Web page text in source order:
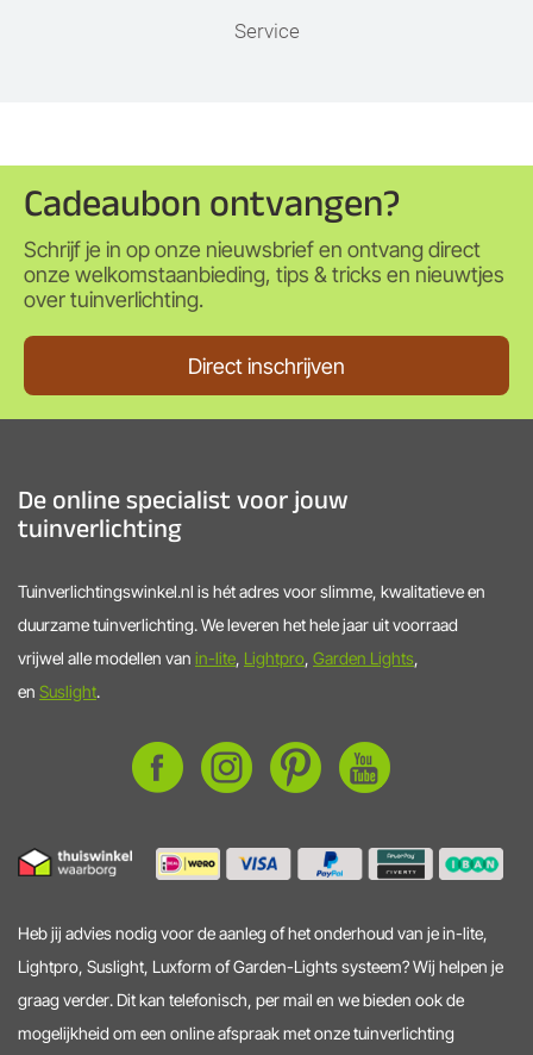
Service
Cadeaubon ontvangen?
Schrijf je in op onze nieuwsbrief en ontvang direct
onze welkomstaanbieding, tips & tricks en nieuwtjes
over tuinverlichting.
Direct inschrijven
De online specialist voor jouw
tuinverlichting
Tuinverlichtingswinkel.nl is hét adres voor slimme, kwalitatieve en
duurzame tuinverlichting. We leveren het hele jaar uit voorraad
vrijwel alle modellen van in-lite, Lightpro, Garden Lights,
en Suslight.
Heb jij advies nodig voor de aanleg of het onderhoud van je in-lite,
Lightpro, Suslight, Luxform of Garden-Lights systeem? Wij helpen je
graag verder. Dit kan telefonisch, per mail en we bieden ook de
mogelijkheid om een online afspraak met onze tuinverlichting